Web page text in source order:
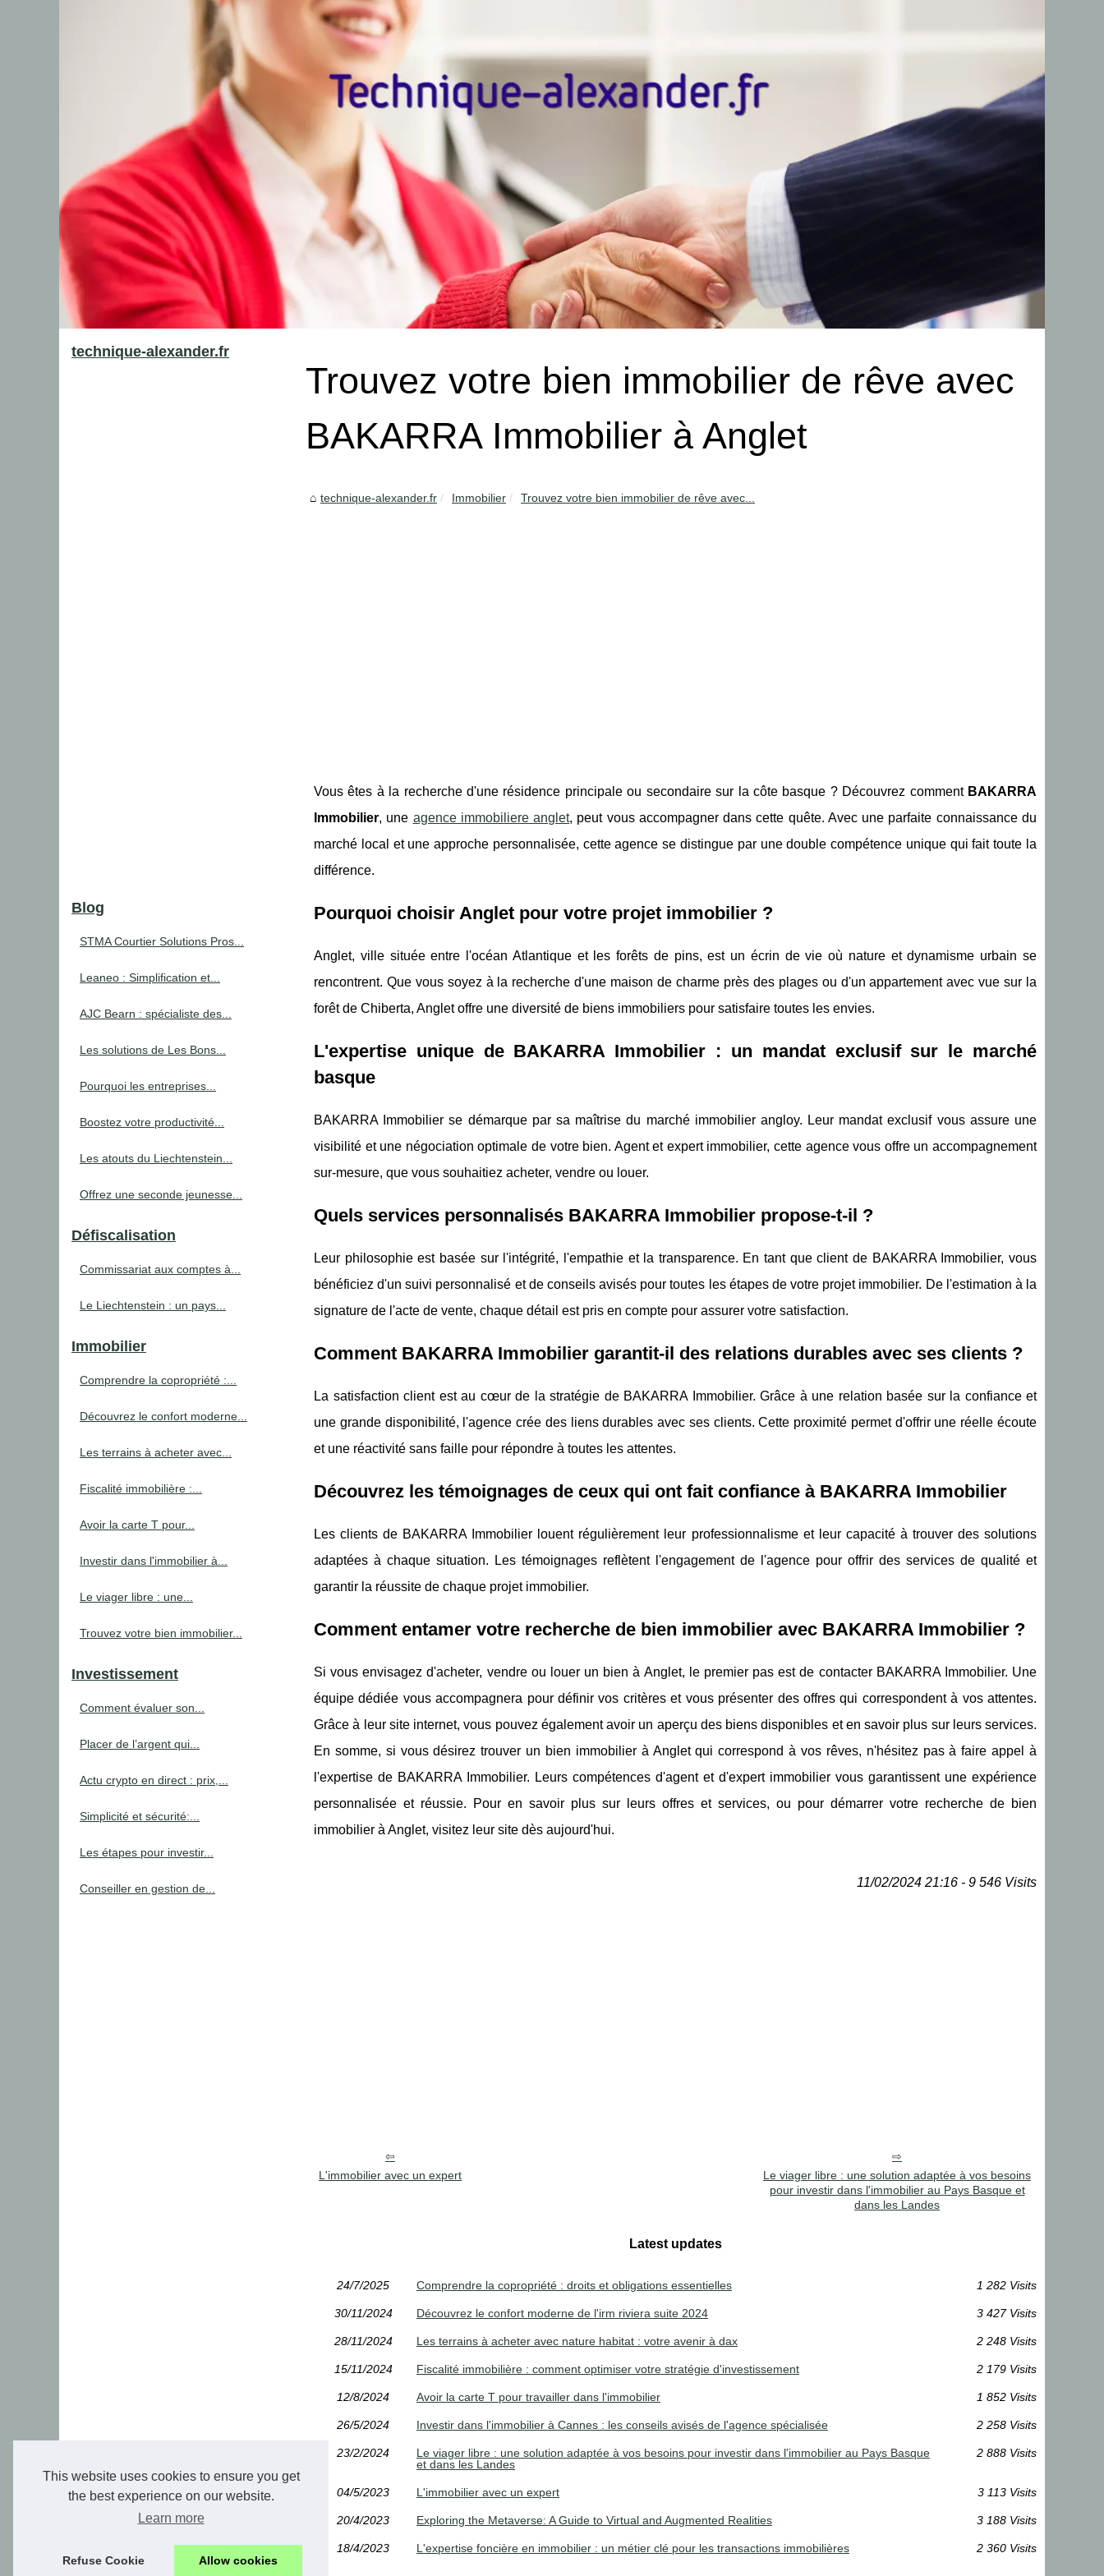
This website uses cookies to ensure you get
the best experience on our website.
Learn more
Refuse Cookie Allow cookies
Trouvez votre bien immobilier de rêve avec
BAKARRA Immobilier à Anglet
technique-alexander.fr Immobilier Trouvez votre bien immobilier de rêve avec...
Vous êtes à la recherche d'une résidence principale ou secondaire sur la côte basque ? Découvrez comment BAKARRA
Immobilier, une agence immobiliere anglet, peut vous accompagner dans cette quête. Avec une parfaite connaissance du
marché local et une approche personnalisée, cette agence se distingue par une double compétence unique qui fait toute la
différence.
Pourquoi choisir Anglet pour votre projet immobilier ?
Anglet, ville située entre l'océan Atlantique et les forêts de pins, est un écrin de vie où nature et dynamisme urbain se
rencontrent. Que vous soyez à la recherche d'une maison de charme près des plages ou d'un appartement avec vue sur la
forêt de Chiberta, Anglet offre une diversité de biens immobiliers pour satisfaire toutes les envies.
L'expertise unique de BAKARRA Immobilier : un mandat exclusif sur le marché
basque
BAKARRA Immobilier se démarque par sa maîtrise du marché immobilier angloy. Leur mandat exclusif vous assure une
visibilité et une négociation optimale de votre bien. Agent et expert immobilier, cette agence vous offre un accompagnement
sur-mesure, que vous souhaitiez acheter, vendre ou louer.
Quels services personnalisés BAKARRA Immobilier propose-t-il ?
Leur philosophie est basée sur l'intégrité, l'empathie et la transparence. En tant que client de BAKARRA Immobilier, vous
bénéficiez d'un suivi personnalisé et de conseils avisés pour toutes les étapes de votre projet immobilier. De l'estimation à la
signature de l'acte de vente, chaque détail est pris en compte pour assurer votre satisfaction.
Comment BAKARRA Immobilier garantit-il des relations durables avec ses clients ?
La satisfaction client est au cœur de la stratégie de BAKARRA Immobilier. Grâce à une relation basée sur la confiance et
une grande disponibilité, l'agence crée des liens durables avec ses clients. Cette proximité permet d'offrir une réelle écoute
et une réactivité sans faille pour répondre à toutes les attentes.
Découvrez les témoignages de ceux qui ont fait confiance à BAKARRA Immobilier
Les clients de BAKARRA Immobilier louent régulièrement leur professionnalisme et leur capacité à trouver des solutions
adaptées à chaque situation. Les témoignages reflètent l'engagement de l'agence pour offrir des services de qualité et
garantir la réussite de chaque projet immobilier.
Comment entamer votre recherche de bien immobilier avec BAKARRA Immobilier ?
Si vous envisagez d'acheter, vendre ou louer un bien à Anglet, le premier pas est de contacter BAKARRA Immobilier. Une
équipe dédiée vous accompagnera pour définir vos critères et vous présenter des offres qui correspondent à vos attentes.
Grâce à leur site internet, vous pouvez également avoir un aperçu des biens disponibles et en savoir plus sur leurs services.
En somme, si vous désirez trouver un bien immobilier à Anglet qui correspond à vos rêves, n'hésitez pas à faire appel à
l'expertise de BAKARRA Immobilier. Leurs compétences d'agent et d'expert immobilier vous garantissent une expérience
personnalisée et réussie. Pour en savoir plus sur leurs offres et services, ou pour démarrer votre recherche de bien
immobilier à Anglet, visitez leur site dès aujourd'hui.
11/02/2024 21:16 - 9 546 Visits
L'immobilier avec un expert
Le viager libre : une solution adaptée à vos besoins
pour investir dans l'immobilier au Pays Basque et
dans les Landes
Latest updates
24/7/2025 Comprendre la copropriété : droits et obligations essentielles 1 282 Visits
30/11/2024 Découvrez le confort moderne de l'irm riviera suite 2024 3 427 Visits
28/11/2024 Les terrains à acheter avec nature habitat : votre avenir à dax 2 248 Visits
15/11/2024 Fiscalité immobilière : comment optimiser votre stratégie d'investissement 2 179 Visits
12/8/2024 Avoir la carte T pour travailler dans l'immobilier 1 852 Visits
26/5/2024 Investir dans l'immobilier à Cannes : les conseils avisés de l'agence spécialisée 2 258 Visits
23/2/2024
Le viager libre : une solution adaptée à vos besoins pour investir dans l'immobilier au Pays Basque
et dans les Landes
2 888 Visits
04/5/2023 L'immobilier avec un expert 3 113 Visits
20/4/2023 Exploring the Metaverse: A Guide to Virtual and Augmented Realities 3 188 Visits
18/4/2023 L'expertise foncière en immobilier : un métier clé pour les transactions immobilières 2 360 Visits
technique-alexander.fr
Blog
STMA Courtier Solutions Pros...
Leaneo : Simplification et...
AJC Bearn : spécialiste des...
Les solutions de Les Bons...
Pourquoi les entreprises...
Boostez votre productivité...
Les atouts du Liechtenstein...
Offrez une seconde jeunesse...
Défiscalisation
Commissariat aux comptes à...
Le Liechtenstein : un pays...
Immobilier
Comprendre la copropriété :...
Découvrez le confort moderne...
Les terrains à acheter avec...
Fiscalité immobilière :...
Avoir la carte T pour...
Investir dans l'immobilier à...
Le viager libre : une...
Trouvez votre bien immobilier...
Investissement
Comment évaluer son...
Placer de l’argent qui...
Actu crypto en direct : prix,...
Simplicité et sécurité:...
Les étapes pour investir...
Conseiller en gestion de...